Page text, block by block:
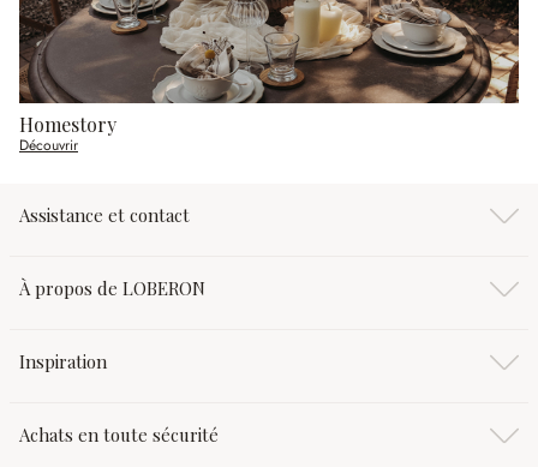
Homestory
Découvrir
Assistance et contact
À propos de LOBERON
Inspiration
Achats en toute sécurité